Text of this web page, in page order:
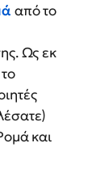
από το
Ως εκ
και